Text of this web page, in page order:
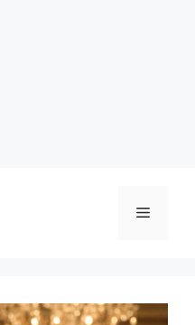
Menu